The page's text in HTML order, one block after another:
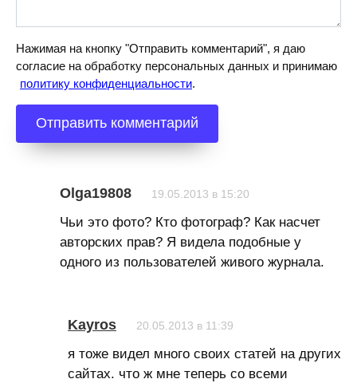
Нажимая на кнопку "Отправить комментарий", я даю
согласие на обработку персональных данных и принимаю
политику конфиденциальности.
Olga19808 19.05.2013 в 15:20
Чьи это фото? Кто фотограф? Как насчет
авторских прав? Я видела подобные у
одного из пользователей живого журнала.
Kayros 20.05.2013 в 11:39
я тоже видел много своих статей на других
сайтах. что ж мне теперь со всеми